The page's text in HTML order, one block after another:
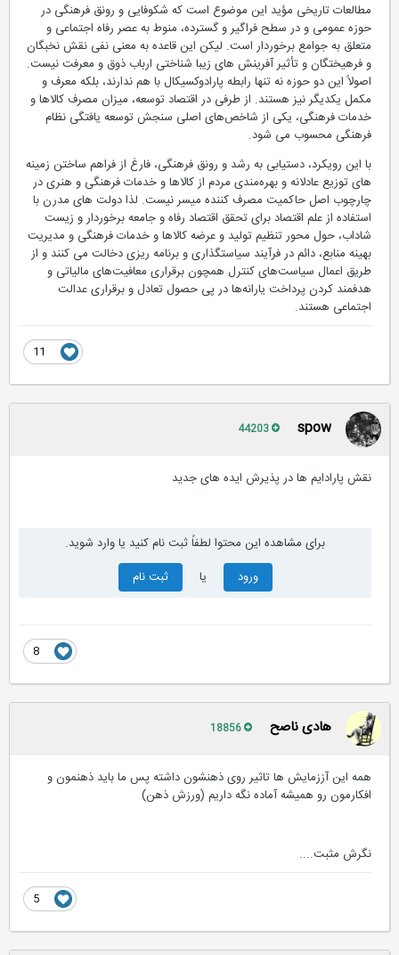
مطالعات تاریخی مؤید این موضوع است که شکوفایی و رونق فرهنگی در
حوزه عمومی و در سطح فراگیر و گسترده، منوط به عصر رفاه اجتماعی و
متعلق به جوامع برخوردار است. لیکن این قاعده به معنی نفی نقش نخبگان
و فرهیختگان و تأثیر آفرینش های زیبا شناختی ارباب ذوق و معرفت نیست.
اصولاً این دو حوزه نه تنها رابطه پارادوکسیکال با هم ندارند، بلکه معرف و
مکمل یکدیگر نیز هستند. از طرفی در اقتصاد توسعه، میزان مصرف کالاها و
خدمات فرهنگی، یکی از شاخص‌های اصلی سنجش توسعه یافتگی نظام
فرهنگی محسوب می شود.
با این رویکرد، دستیابی به رشد و رونق فرهنگی، فارغ از فراهم ساختن زمینه
های توزیع عادلانه و بهره‌مندی مردم از کالاها و خدمات فرهنگی و هنری در
چارچوب اصل حاکمیت مصرف کننده میسر نیست. لذا دولت های مدرن با
استفاده از علم اقتصاد برای تحقق اقتصاد رفاه و جامعه برخوردار و زیست
شاداب، حول محور تنظیم تولید و عرضه کالاها و خدمات فرهنگی و مدیریت
بهینه منابع، دائم در فرآیند سیاستگذاری و برنامه ریزی دخالت می کنند و از
طریق اعمال سیاست‌های کنترل همچون برقراری معافیت‌های مالیاتی و
هدفمند کردن پرداخت یارانه‌ها در پی حصول تعادل و برقراری عدالت
اجتماعی هستند.
spow
ﻧﻘﺶ ﭘﺎراداﻳﻢ ها در ﭘﺬﻳﺮش اﻳﺪﻩ های ﺟﺪﻳﺪ
برای مشاهده این محتوا لطفاً ثبت نام کنید یا وارد شوید.
ورود
ثبت نام
هادی ناصح
همه این آززمایش ها تاثیر روی ذهنشون داشته پس ما باید ذهنمون و
افکارمون رو همیشه آماده نگه داریم (ورزش ذهن)
نگرش مثبت....